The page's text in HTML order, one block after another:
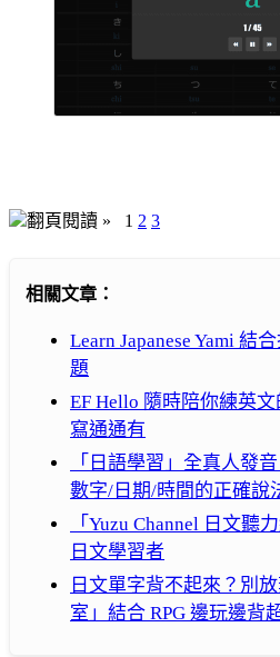
翻頁閱讀 » 1 2 3
相關文章：
Learn Japanese Yami 結
題
EF Hello 隨時陪你練英
寫通通有
「日語學習」全真人發
數字/日期/時間的正確說
「Yuzu Channel 日文聽
日文學習者
日文單字背不起來？別
室」結合 RPG 邊玩邊背